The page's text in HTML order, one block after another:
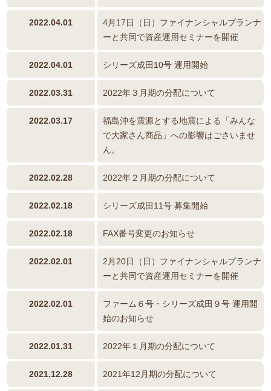
2022.04.01
4月17日（日）ファイナンシャルプランナ
ーと共同で資産運用セミナーを開催
2022.04.01 シリーズ成田10号 運用開始
2022.03.31 2022年３月期の分配について
2022.03.17
福島沖を震源とする地震による「みんな
で大家さん商品」への影響はごさいませ
ん。
2022.02.28 2022年２月期の分配について
2022.02.18 シリーズ成田11号 募集開始
2022.02.18 FAX番号変更のお知らせ
2022.02.01
2月20日（日）ファイナンシャルプランナ
ーと共同で資産運用セミナーを開催
2022.02.01
ファーム６号・シリーズ成田９号 運用開
始のお知らせ
2022.01.31 2022年１月期の分配について
2021.12.28 2021年12月期の分配について